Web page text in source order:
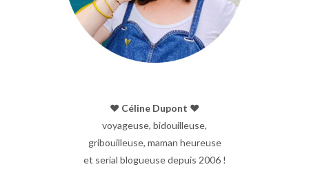
♥︎ Céline Dupont ♥︎
voyageuse, bidouilleuse,
gribouilleuse, maman heureuse
et serial blogueuse depuis 2006 !